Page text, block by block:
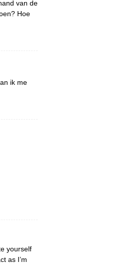
van de
Hoe
ik me
yourself
as I’m